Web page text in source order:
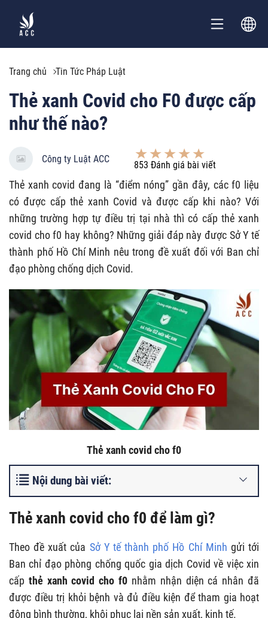
Trang chủ Tin Tức Pháp Luật
Thẻ xanh Covid cho F0 được cấp
như thế nào?
Công ty Luật ACC
853 Đánh giá bài viết
Thẻ xanh covid đang là “điểm nóng” gần đây, các f0 liệu
có được cấp thẻ xanh Covid và được cấp khi nào? Với
những trường hợp tự điều trị tại nhà thì có cấp thẻ xanh
covid cho f0 hay không? Những giải đáp này được Sở Y tế
thành phố Hồ Chí Minh nêu trong đề xuất đối với Ban chỉ
đạo phòng chống dịch Covid.
Thẻ xanh covid cho f0
Nội dung bài viết:
Thẻ xanh covid cho f0 để làm gì?
Theo đề xuất của Sở Y tế thành phố Hồ Chí Minh gửi tới
Ban chỉ đạo phòng chống quốc gia dịch Covid về việc xin
cấp thẻ xanh covid cho f0 nhằm nhận diện cá nhân đã
được điều trị khỏi bệnh và đủ điều kiện để tham gia hoạt
động bình thường, khôi phục lại nền sản xuất, kinh tế.